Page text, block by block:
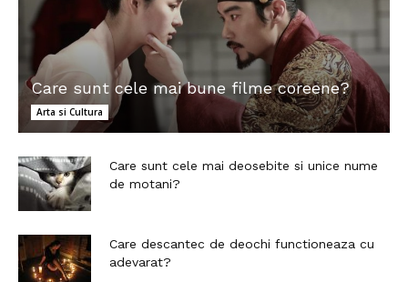
Care sunt cele mai bune filme coreene?
Arta si Cultura
Care sunt cele mai deosebite si unice nume
de motani?
Care descantec de deochi functioneaza cu
adevarat?